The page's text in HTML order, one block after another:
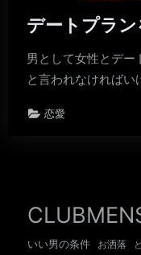
デートプラン
男として女性とデー
と言われなければい
恋愛
いい男の条件 お洒落